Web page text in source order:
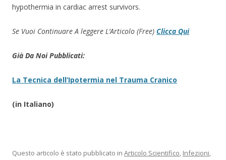
hypothermia in cardiac arrest survivors.
Se Vuoi Continuare A leggere L’Articolo (Free) Clicca Qui
Già Da Noi Pubblicati:
La Tecnica dell’Ipotermia nel Trauma Cranico
(in Italiano)
Questo articolo è stato pubblicato in Articolo Scientifico, Infezioni,